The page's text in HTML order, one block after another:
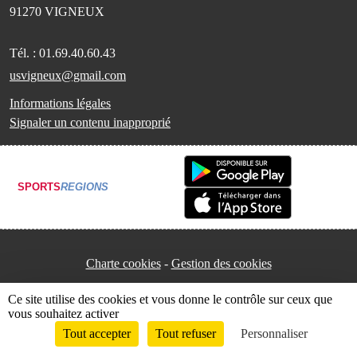
91270 VIGNEUX
Tél. : 01.69.40.60.43
usvigneux@gmail.com
Informations légales
Signaler un contenu inapproprié
SPORTSREGIONS
Charte cookies Gestion des cookies
Envie de participer ? Connexion
Ce site utilise des cookies et vous donne le contrôle sur ceux que
vous souhaitez activer
Tout accepter
Tout refuser Personnaliser